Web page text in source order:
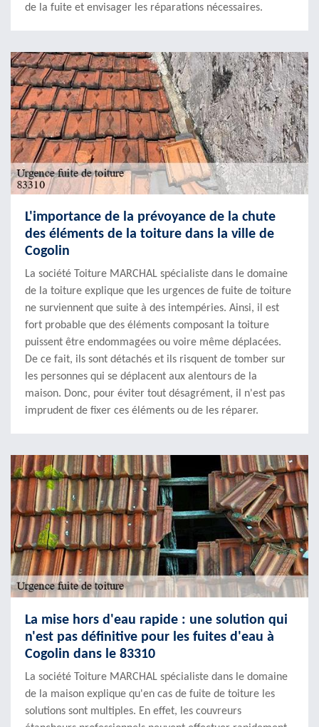
de la fuite et envisager les réparations nécessaires.
L'importance de la prévoyance de la chute
des éléments de la toiture dans la ville de
Cogolin
La société Toiture MARCHAL spécialiste dans le domaine
de la toiture explique que les urgences de fuite de toiture
ne surviennent que suite à des intempéries. Ainsi, il est
fort probable que des éléments composant la toiture
puissent être endommagées ou voire même déplacées.
De ce fait, ils sont détachés et ils risquent de tomber sur
les personnes qui se déplacent aux alentours de la
maison. Donc, pour éviter tout désagrément, il n'est pas
imprudent de fixer ces éléments ou de les réparer.
La mise hors d'eau rapide : une solution qui
n'est pas définitive pour les fuites d'eau à
Cogolin dans le 83310
La société Toiture MARCHAL spécialiste dans le domaine
de la maison explique qu'en cas de fuite de toiture les
solutions sont multiples. En effet, les couvreurs